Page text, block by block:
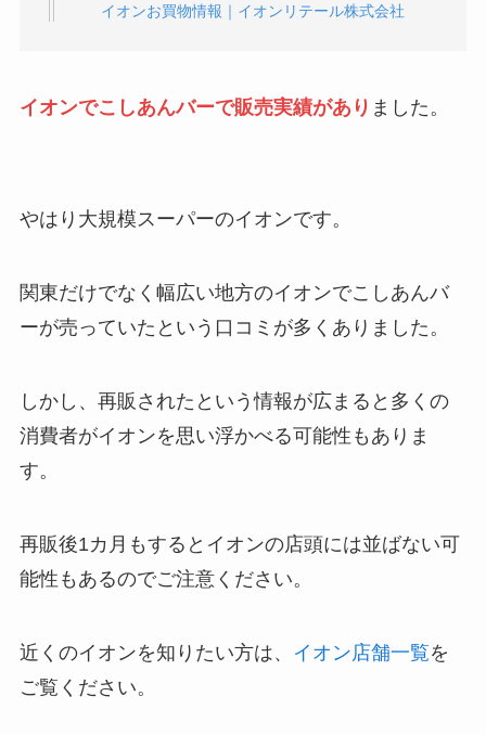
イオンお買物情報｜イオンリテール株式会社
イオンでこしあんバーで販売実績があり ました。
やはり大規模スーパーのイオンです。
関東だけでなく幅広い地方のイオンでこしあんバ
ーが売っていたという口コミが多くありました。
しかし、再販されたという情報が広まると多くの
消費者がイオンを思い浮かべる可能性もありま
す。
再販後1カ月もするとイオンの店頭には並ばない可
能性もあるのでご注意ください。
近くのイオンを知りたい方は、 イオン店舗一覧を
ご覧ください。